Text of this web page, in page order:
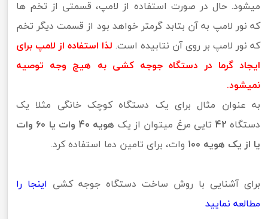
میشود. حال در صورت استفاده از لامپ، قسمتی از تخم ها
که نور لامپ به آن بتابد گرمتر خواهد بود از قسمت دیگر تخم
که نور لامپ بر روی آن نتابیده است. لذا استفاده از لامپ برای
ایجاد گرما در دستگاه جوجه کشی به هیچ وجه توصیه
نمیشود.
به عنوان مثال برای یک دستگاه کوچک خانگی مثلا یک
دستگاه 42 تایی مرغ میتوان از یک
هویه 40 وات یا 60 وات
یا از یک هویه 100
وات، برای تامین دما استفاده کرد.
برای آشنایی با روش ساخت دستگاه جوجه کشی اینجا را
مطالعه نمایید